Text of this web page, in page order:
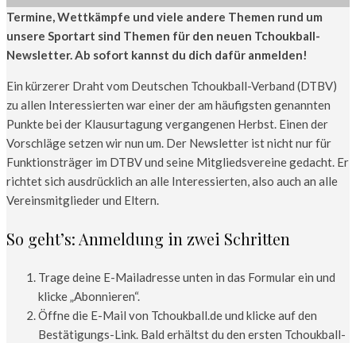
Termine, Wettkämpfe und viele andere Themen rund um
unsere Sportart sind Themen für den neuen Tchoukball-
Newsletter. Ab sofort kannst du dich dafür anmelden!
Ein kürzerer Draht vom Deutschen Tchoukball-Verband (DTBV)
zu allen Interessierten war einer der am häufigsten genannten
Punkte bei der Klausurtagung vergangenen Herbst. Einen der
Vorschläge setzen wir nun um. Der Newsletter ist nicht nur für
Funktionsträger im DTBV und seine Mitgliedsvereine gedacht. Er
richtet sich ausdrücklich an alle Interessierten, also auch an alle
Vereinsmitglieder und Eltern.
So geht’s: Anmeldung in zwei Schritten
Trage deine E-Mailadresse unten in das Formular ein und
klicke „Abonnieren“.
Öffne die E-Mail von Tchoukball.de und klicke auf den
Bestätigungs-Link. Bald erhältst du den ersten Tchoukball-